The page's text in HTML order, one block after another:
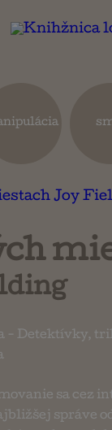
- Detektívky,
sa cez
správe